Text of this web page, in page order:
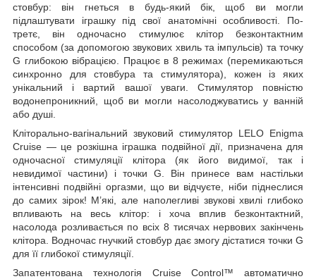
стовбур: він гнеться в будь-який бік, щоб ви могли
підлаштувати іграшку під свої анатомічні особливості. По-
третє, він одночасно стимулює клітор безконтактним
способом (за допомогою звукових хвиль та імпульсів) та точку
G глибокою вібрацією. Працює в 8 режимах (перемикаються
синхронно для стовбура та стимулятора), кожен із яких
унікальний і вартий вашої уваги. Стимулятор повністю
водонепроникний, щоб ви могли насолоджуватись у ванній
або душі.
Кліторально-вагінальний звуковий стимулятор LELO Enigma
Cruise — це розкішна іграшка подвійної дії, призначена для
одночасної стимуляції клітора (як його видимої, так і
невидимої частини) і точки G. Він принесе вам настільки
інтенсивні подвійні оргазми, що ви відчуєте, ніби піднеслися
до самих зірок! М’які, але наполегливі звукові хвилі глибоко
впливають на весь клітор: і хоча вплив безконтактний,
насолода розливається по всіх 8 тисячах нервових закінчень
клітора. Водночас гнучкий стовбур дає змогу дістатися точки G
для її глибокої стимуляції.
Запатентована технологія Cruise Control™ автоматично